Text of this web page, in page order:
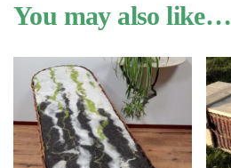
You may also like…